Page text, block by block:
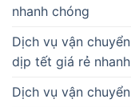
nhanh chóng
Dịch vụ vận
dịp tết giá rẻ
Dịch vụ vận